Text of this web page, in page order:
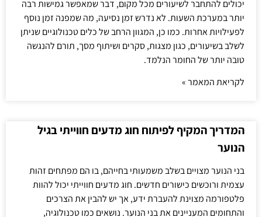
יכולים להתחבר לשיעורים מכל מקום, דבר שמאפשר גמישות רבה
יותר במערכת השעות. לא נדרש זמן נסיעה, מה שמפנה זמן נוסף
לפעילויות אחרות. כמו כן, המגוון הרחב של כלים טכנולוגיים שניתן
לשלב בשיעורים, כגון מצגות, סקרים ושיתוף מסך, תורם להנגשה
טובה יותר של החומר הנלמד.
לקריאת המאמר »
המדריך המקיף לפיתוח חוג מדעים חווייתי בגיל
הנוער
בני הנוער מצויים בשלב משמעותי בחייהם, בו הם מפתחים זהות
עצמית ורוכשים כישורים חדשים. חוג מדעים חווייתי יכול להוות
פלטפורמה מצוינת להעברת ידע, אך יש להבין את הצרכים
והתחומים המעניינים את בני הנוער. נושאים כמו טכנולוגיה,